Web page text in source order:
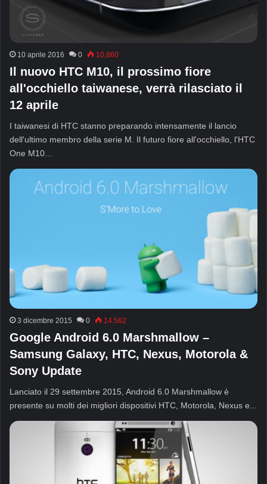
10 aprile 2016 0 10,860
Il nuovo HTC M10, il prossimo fiore
all'occhiello taiwanese, verrà rilasciato il
12 aprile
I taiwanesi di HTC stanno preparando intensamente il lancio
dell'ultimo membro della serie M. Il futuro fiore all'occhiello, l'HTC
One M10...
3 dicembre 2015 0 14.562
Google Android 6.0 Marshmallow –
Samsung Galaxy, HTC, Nexus, Motorola &
Sony Update
Lanciato il 29 settembre 2015, Android 6.0 Marshmallow è
presente su molti dei migliori dispositivi HTC, Motorola, Nexus e...